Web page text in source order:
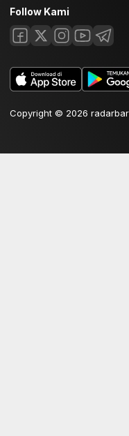
Follow Kami
Copyright © 2026